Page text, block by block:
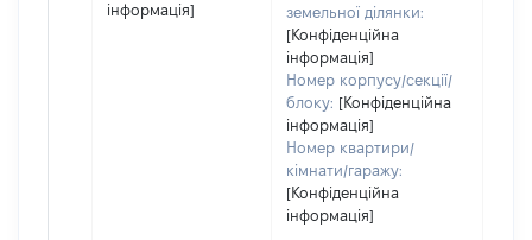
інформація]
земельної ділянки:
[Конфіденційна
інформація]
Номер корпусу/секції/
блоку: [Конфіденційна
інформація]
Номер квартири/
кімнати/гаражу:
[Конфіденційна
інформація]